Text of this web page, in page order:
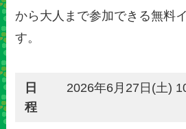
から大人まで参加できる無料
す。
日
程
2026年6月27日(土)